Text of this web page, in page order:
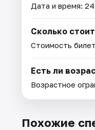
Дата и время:
Сколько
Стоимость
Есть ли
Возрастное
Похожие